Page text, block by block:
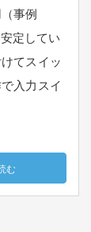
事例
定してい
てスイッ
入力スイ
む